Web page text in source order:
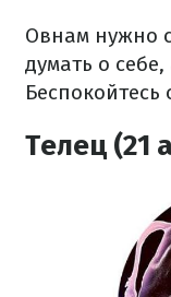
Овнам нужно
думать о
Беспокойтесь
Телец (21